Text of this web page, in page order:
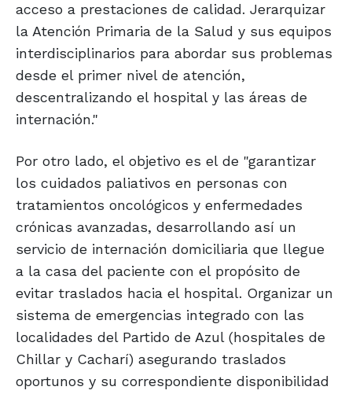
acceso a prestaciones de calidad. Jerarquizar
la Atención Primaria de la Salud y sus equipos
interdisciplinarios para abordar sus problemas
desde el primer nivel de atención,
descentralizando el hospital y las áreas de
internación."
Por otro lado, el objetivo es el de "garantizar
los cuidados paliativos en personas con
tratamientos oncológicos y enfermedades
crónicas avanzadas, desarrollando así un
servicio de internación domiciliaria que llegue
a la casa del paciente con el propósito de
evitar traslados hacia el hospital. Organizar un
sistema de emergencias integrado con las
localidades del Partido de Azul (hospitales de
Chillar y Cacharí) asegurando traslados
oportunos y su correspondiente disponibilidad